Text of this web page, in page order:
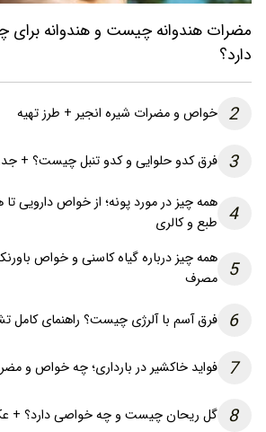
مضرات هندوانه چیست و هندوانه برای
دارد؟
2 خواص و مضرات شیره انجیر + طرز تهیه
3 فرق کدو حلوایی و کدو تنبل چیست؟ +
4 همه چیز در مورد پونه؛ از خواص دارویی
طبع و کالری
5
همه چیز درباره گیاه کاسنی و خواص
مصرف
6 فرق آسم با آلرژی چیست؟ راهنمای
7 فواید خاکشیر در بارداری؛ چه خواص و
8 گل ریحان چیست و چه خواصی دارد؟ +